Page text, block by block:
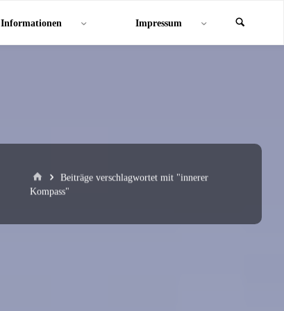
Informationen Impressum
StartBeiträge verschlagwortet mit "innerer
Kompass"